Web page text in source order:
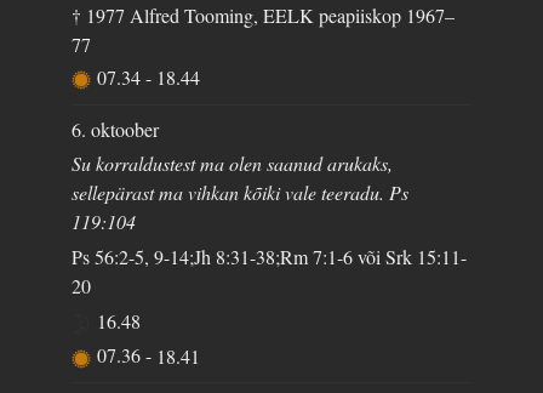
† 1977 Alfred Tooming, EELK peapiiskop 1967–
77
07.34- 18.44
6. oktoober
Su korraldustest ma olen saanud arukaks,
sellepärast ma vihkan kõiki vale teeradu. Ps
119:104
Ps 56:2-5, 9-14;Jh 8:31-38;Rm 7:1-6 või Srk 15:11-
20
16.48
07.36- 18.41